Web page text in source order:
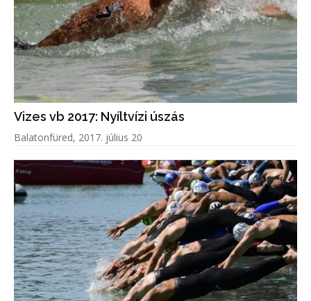
Vizes vb 2017: Nyíltvízi úszás
Balatonfüred, 2017. július 20